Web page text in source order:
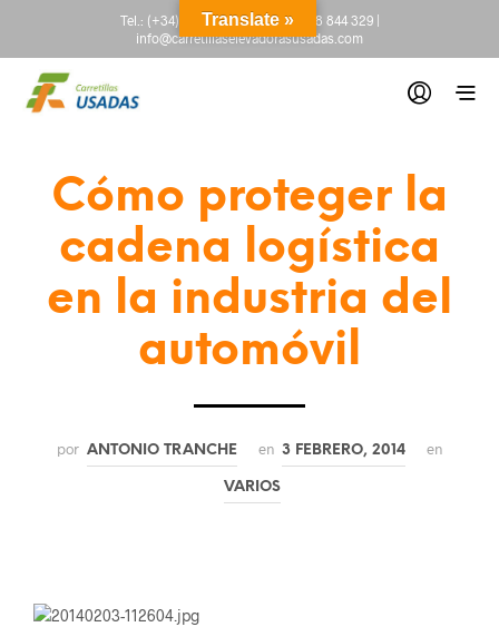
Tel.: (+34) 665 845 222-(+34) 918 844 329|
info@carretillaselevadorasusadas.com
Cómo proteger la
cadena logística
en la industria del
automóvil
por ANTONIO TRANCHE en 3 FEBRERO, 2014 en
VARIOS
Translate »